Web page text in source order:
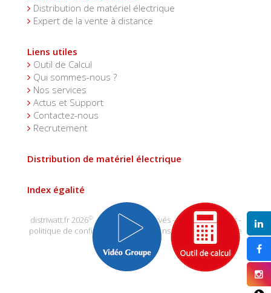
Distribution de matériel électrique
Expert de la vente à distance
Liens utiles
Outil de Calcul
Qui sommes-nous ?
Nos services
Actus et Support
Contactez-nous
Recrutement
Distribution de matériel électrique
Index égalité
distriwatt.fr 2026©- tous droits réservés -mentions légales-
politique de confidentialité
conditions générales de vente